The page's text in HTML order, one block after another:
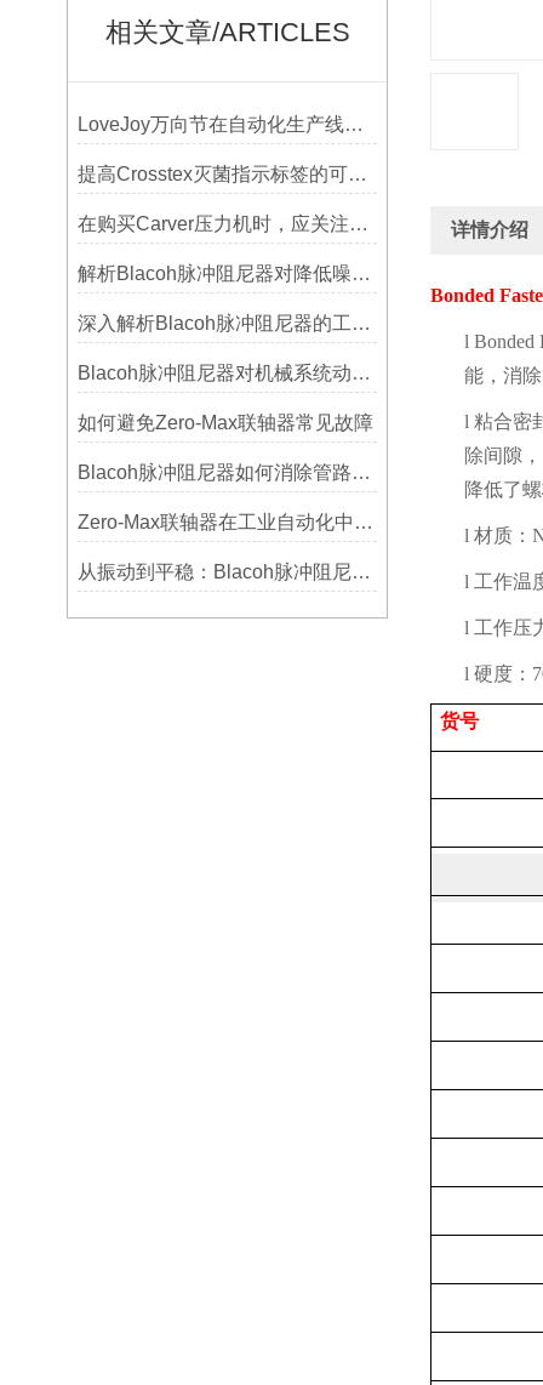
相关文章/ARTICLES
LoveJoy万向节在自动化生产线中的核心作用
提高Crosstex灭菌指示标签的可见性和识别度的方法
在购买Carver压力机时，应关注哪些性能指标？
解析Blacoh脉冲阻尼器对降低噪音的显著作用
深入解析Blacoh脉冲阻尼器的工作原理与应用
Blacoh脉冲阻尼器对机械系统动态特性的影响分析
如何避免Zero-Max联轴器常见故障
Blacoh脉冲阻尼器如何消除管路振动与噪音？
Zero-Max联轴器在工业自动化中的关键作用
从振动到平稳：Blacoh脉冲阻尼器在泵系统中的应用
详情介绍
Bonded
l Bonded
能，消
l 粘合密
除间隙
降低了
l 材质：
l 工作温
l 工作压
l 硬度：
货号